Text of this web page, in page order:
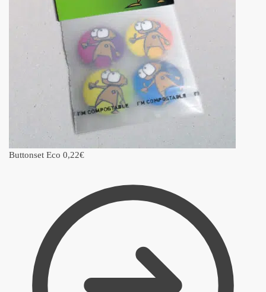
Buttonset Eco 0,22€